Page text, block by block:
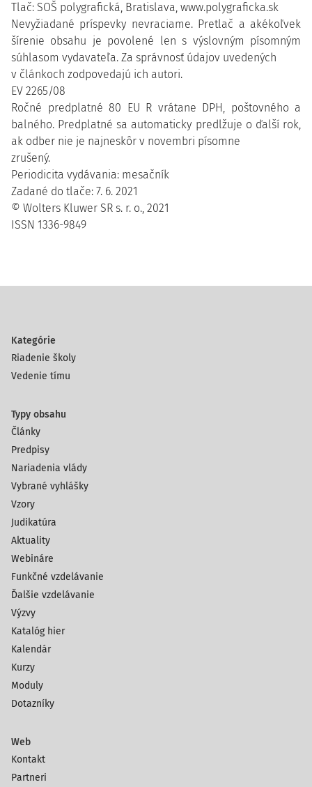
Tlač: SOŠ polygrafická, Bratislava, www.polygraficka.sk
Nevyžiadané príspevky nevraciame. Pretlač a akékoľvek
šírenie obsahu je povolené len s výslovným písomným
súhlasom vydavateľa. Za správnosť údajov uvedených
v článkoch zodpovedajú ich autori.
EV 2265/08
Ročné predplatné 80 EU R vrátane DPH, poštovného a
balného. Predplatné sa automaticky predlžuje o ďalší rok,
ak odber nie je najneskôr v novembri písomne
zrušený.
Periodicita vydávania: mesačník
Zadané do tlače: 7. 6. 2021
© Wolters Kluwer SR s. r. o., 2021
ISSN 1336-9849
Kategórie
Riadenie školy
Vedenie tímu
Typy obsahu
Články
Predpisy
Nariadenia vlády
Vybrané vyhlášky
Vzory
Judikatúra
Aktuality
Webináre
Funkčné vzdelávanie
Ďalšie vzdelávanie
Výzvy
Katalóg hier
Kalendár
Kurzy
Moduly
Dotazníky
Web
Kontakt
Partneri